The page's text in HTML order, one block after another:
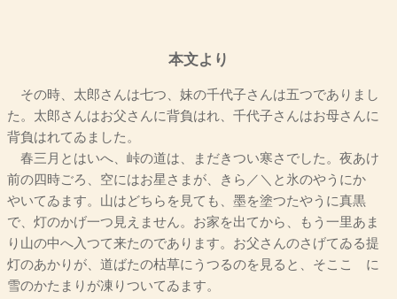
本文より
その時、太郎さんは七つ、妹の千代子さんは五つでありまし
た。太郎さんはお父さんに背負はれ、千代子さんはお母さんに
背負はれてゐました。
春三月とはいへ、峠の道は、まだきつい寒さでした。夜あけ
前の四時ごろ、空にはお星さまが、きら／＼と氷のやうにかゞ
やいてゐます。山はどちらを見ても、墨を塗つたやうに真黒
で、灯のかげ一つ見えません。お家を出てから、もう一里あま
り山の中へ入つて来たのであります。お父さんのさげてゐる提
灯のあかりが、道ばたの枯草にうつるのを見ると、そここゝに
雪のかたまりが凍りついてゐます。